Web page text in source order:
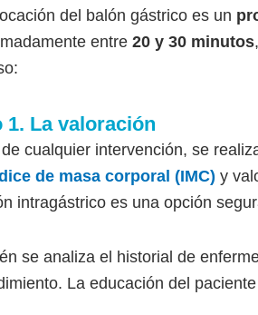
del balón gástrico es un
entre 20 y 30 minutos
1. La valoración
cualquier intervención, se
de masa corporal (IMC) y
intragástrico es una opción
se analiza el historial de
La educación del